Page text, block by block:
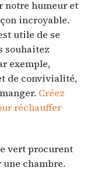
notre humeur et
incroyable.
utile de se
souhaitez
exemple,
de convivialité,
Créez
réchauffer
vert procurent
chambre.